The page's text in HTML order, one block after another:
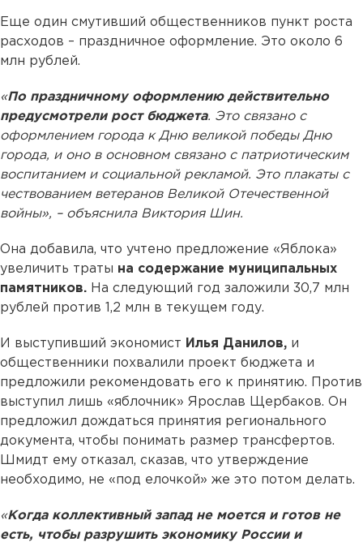
Еще один смутивший общественников пункт роста
расходов – праздничное оформление. Это около 6
млн рублей.
«По праздничному оформлению действительно
предусмотрели рост бюджета. Это связано с
оформлением города к Дню великой победы Дню
города, и оно в основном связано с патриотическим
воспитанием и социальной рекламой. Это плакаты с
чествованием ветеранов Великой Отечественной
войны», – объяснила Виктория Шин.
Она добавила, что учтено предложение «Яблока»
увеличить траты на содержание муниципальных
памятников. На следующий год заложили 30,7 млн
рублей против 1,2 млн в текущем году.
И выступивший экономист Илья Данилов, и
общественники похвалили проект бюджета и
предложили рекомендовать его к принятию. Против
выступил лишь «яблочник» Ярослав Щербаков. Он
предложил дождаться принятия регионального
документа, чтобы понимать размер трансфертов.
Шмидт ему отказал, сказав, что утверждение
необходимо, не «под елочкой» же это потом делать.
«Когда коллективный запад не моется и готов не
есть, чтобы разрушить экономику России и